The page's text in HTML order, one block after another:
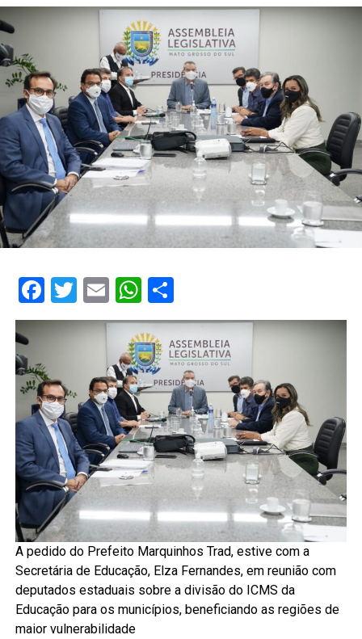
Facebook
Twitter
EmailWhatsApp
Share
A pedido do Prefeito Marquinhos Trad, estive com a
Secretária de Educação, Elza Fernandes, em reunião com
deputados estaduais sobre a divisão do ICMS da
Educação para os municípios, beneficiando as regiões de
maior vulnerabilidade